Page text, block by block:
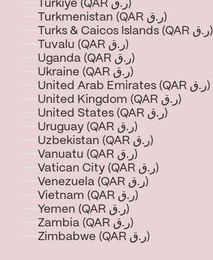
Türkiye (QAR ر.ق)
Turkmenistan (QAR ر.ق)
Turks & Caicos Islands (QAR ر.ق)
Tuvalu (QAR ر.ق)
Uganda (QAR ر.ق)
Ukraine (QAR ر.ق)
United Arab Emirates (QAR ر.ق)
United Kingdom (QAR ر.ق)
United States (QAR ر.ق)
Uruguay (QAR ر.ق)
Uzbekistan (QAR ر.ق)
Vanuatu (QAR ر.ق)
Vatican City (QAR ر.ق)
Venezuela (QAR ر.ق)
Vietnam (QAR ر.ق)
Yemen (QAR ر.ق)
Zambia (QAR ر.ق)
Zimbabwe (QAR ر.ق)